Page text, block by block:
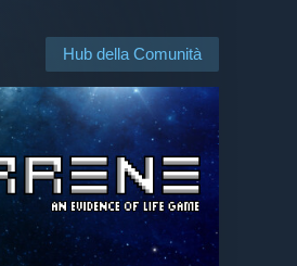
Hub della Comunità